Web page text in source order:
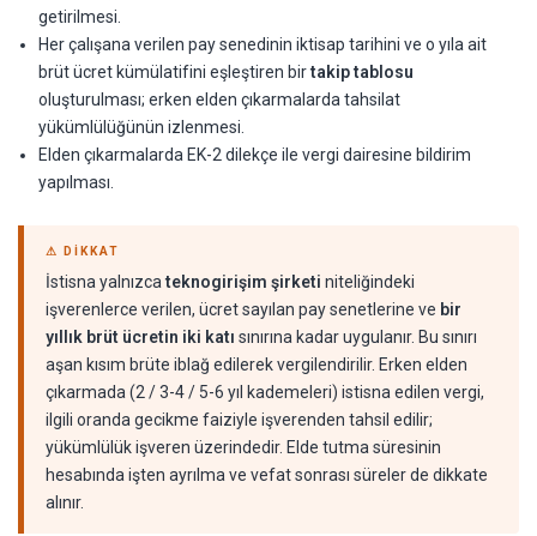
getirilmesi.
Her çalışana verilen pay senedinin iktisap tarihini ve o yıla ait
brüt ücret kümülatifini eşleştiren birtakip tablosu
oluşturulması; erken elden çıkarmalarda tahsilat
yükümlülüğünün izlenmesi.
Elden çıkarmalarda EK-2 dilekçe ile vergi dairesine bildirim
yapılması.
⚠ DIKKAT
İstisna yalnızcateknogirişim şirketi niteliğindeki
işverenlerce verilen, ücret sayılan pay senetlerine ve bir
yıllık brüt ücretin iki katı sınırına kadar uygulanır. Bu sınırı
aşan kısım brüte iblağ edilerek vergilendirilir. Erken elden
çıkarmada (2 / 3-4 / 5-6 yıl kademeleri) istisna edilen vergi,
ilgili oranda gecikme faiziyle işverenden tahsil edilir;
yükümlülük işveren üzerindedir. Elde tutma süresinin
hesabında işten ayrılma ve vefat sonrası süreler de dikkate
alınır.